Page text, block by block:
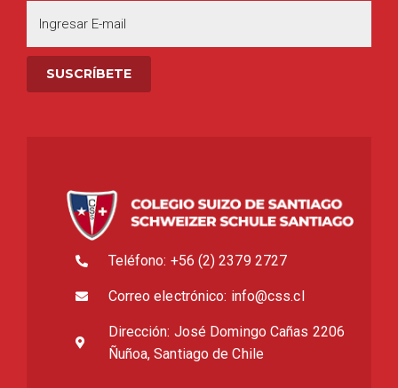
Teléfono: +56 (2) 2379 2727
Correo electrónico: info@css.cl
Dirección: José Domingo Cañas 2206
Ñuñoa, Santiago de Chile